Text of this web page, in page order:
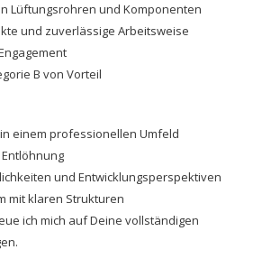
Lüftungsrohren und Komponenten
und zuverlässige Arbeitsweise
B von Vorteil
einem professionellen Umfeld
und Entwicklungsperspektiven
mit klaren Strukturen
ich mich auf Deine vollständigen